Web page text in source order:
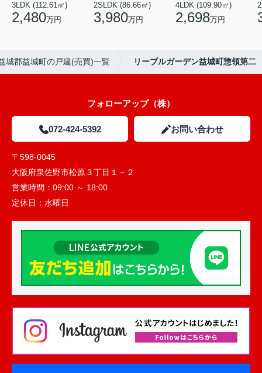
3LDK (112.61㎡)
2,480万円
2SLDK (86.66㎡)
3,980万円
4LDK (109.90㎡)
2,698万円
城郡益城町の戸建(売買)一覧 リーブルガーデン益城町惣領第二
フォローアップ（株）
072-424-5392 お問い合わせ
〒598-0045
大阪府泉佐野市松原３丁目１－２
営業時間： 09:00 ～ 18:00
定休日： 水曜日